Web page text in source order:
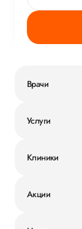
Врачи
Услуги
Клиники
Акции